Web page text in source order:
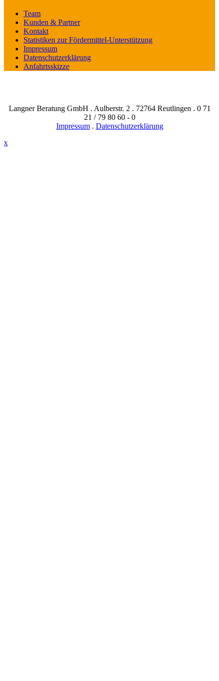
Team
Kunden & Partner
Kontakt
Statistiken zur Fördermittel-Unterstützung
Impressum
Datenschutzerklärung
Anfahrtsskizze
Langner Beratung GmbH . Aulberstr. 2 . 72764 Reutlingen . 0 71
21 / 79 80 60 - 0
Impressum. Datenschutzerklärung
x